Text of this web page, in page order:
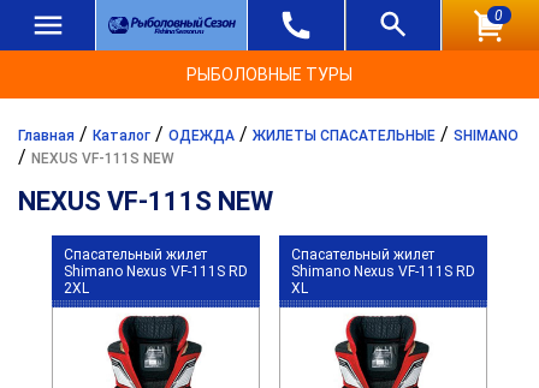
0
РЫБОЛОВНЫЕ ТУРЫ
Главная / Каталог / ОДЕЖДА / ЖИЛЕТЫ СПАСАТЕЛЬНЫЕ / SHIMANO
/ NEXUS VF-111S NEW
NEXUS VF-111S NEW
Спасательный жилет
Shimano Nexus VF-111S RD
2XL
Спасательный жилет
Shimano Nexus VF-111S RD
XL